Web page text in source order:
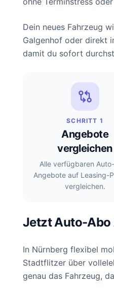
Dein neues Fahrzeug
Galgenhof oder direkt
damit du sofort
SCHRITT 1
Angebote
vergleichen
Alle verfügbaren
Angebote auf Leasing-
vergleichen.
Jetzt Auto-Abo
In Nürnberg flexibel
Stadtflitzer über
genau das Fahrzeug,